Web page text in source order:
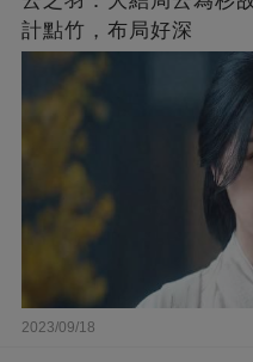
計點竹，布局好深
2023/09/18